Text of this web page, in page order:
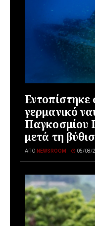
Εντοπίστηκε
γερμανικό
Παγκοσμίου
μετά τη
ΑΠΌ NEWSROOM 05/08/